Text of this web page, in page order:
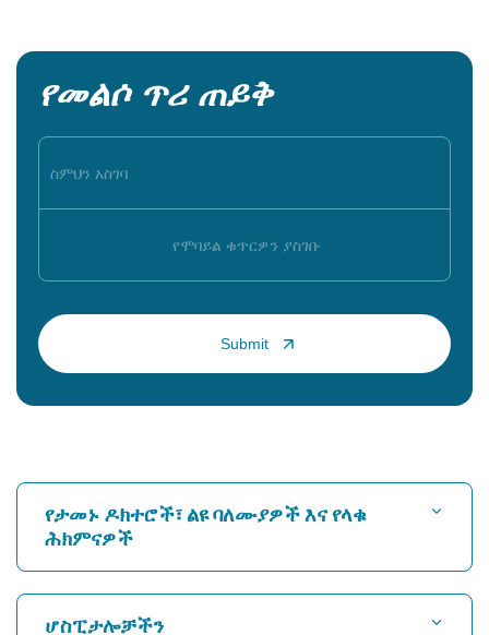
የመልሶ ጥሪ ጠይቅ
የታመኑ ዶክተሮች፣ ልዩ ባለሙያዎች እና የላቁ
ሕክምናዎች
ሆስፒታል ፈልግ
ሆስፒታሎቻችን